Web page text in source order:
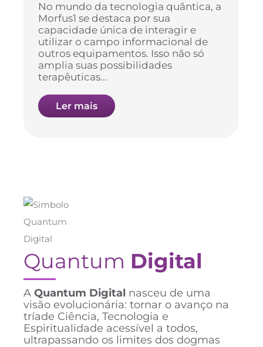
No mundo da tecnologia quântica, a
Morfus1 se destaca por sua
capacidade única de interagir e
utilizar o campo informacional de
outros equipamentos. Isso não só
amplia suas possibilidades
terapêuticas...
Ler mais
Quantum Digital
A Quantum Digital nasceu de uma
visão evolucionária: tornar o avanço na
tríade Ciência, Tecnologia e
Espiritualidade acessível a todos,
ultrapassando os limites dos dogmas